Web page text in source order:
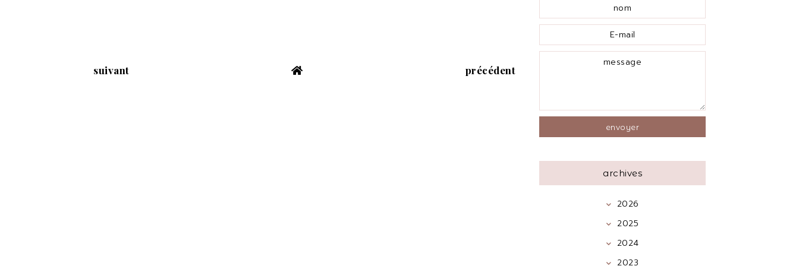
suivant précédent
archives
2026
2025
2024
2023